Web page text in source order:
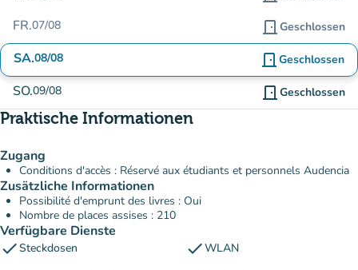
FR.07/08 door_front Geschlossen
SA.08/08 door_front Geschlossen
SO.09/08 door_front Geschlossen
Praktische Informationen
Zugang
Conditions d'accès : Réservé aux étudiants et personnels Audencia
Zusätzliche Informationen
Possibilité d'emprunt des livres : Oui
Nombre de places assises : 210
Verfügbare Dienste
checkSteckdosen checkWLAN